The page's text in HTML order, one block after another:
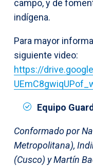
campo, y de
indígena.
Para mayor
siguiente video:
https://
Equipo
Conformado por
Metropolitana),
(Cusco) y Martín